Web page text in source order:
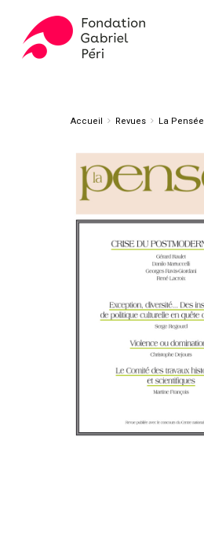
main
Accueil Revues La Pensée